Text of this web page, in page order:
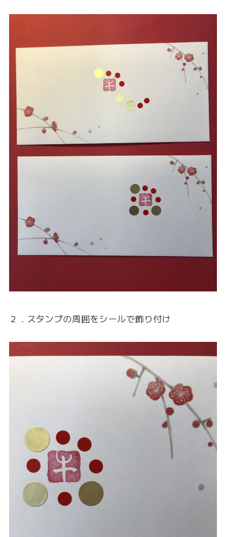
２．スタンプの周囲をシールで飾り付け